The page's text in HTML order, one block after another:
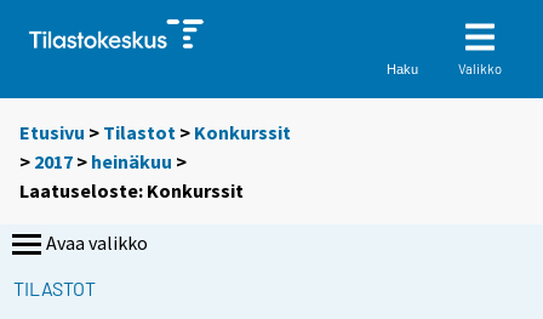
Haku Valikko
Etusivu > Tilastot > Konkurssit
> 2017 > heinäkuu >
Laatuseloste: Konkurssit
Avaa valikko
TILASTOT